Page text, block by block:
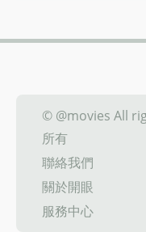
© @movies All
所有
聯絡我們
關於開眼
服務中心